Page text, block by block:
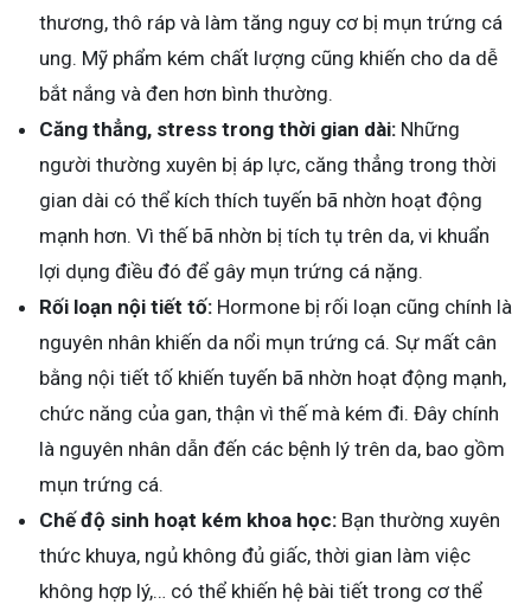
thương, thô ráp và làm tăng nguy cơ bị mụn trứng cá
ung. Mỹ phẩm kém chất lượng cũng khiến cho da dễ
bắt nắng và đen hơn bình thường.
Căng thẳng, stress trong thời gian dài: Những
người thường xuyên bị áp lực, căng thẳng trong thời
gian dài có thể kích thích tuyến bã nhờn hoạt động
mạnh hơn. Vì thế bã nhờn bị tích tụ trên da, vi khuẩn
lợi dụng điều đó để gây mụn trứng cá nặng.
Rối loạn nội tiết tố: Hormone bị rối loạn cũng chính là
nguyên nhân khiến da nổi mụn trứng cá. Sự mất cân
bằng nội tiết tố khiến tuyến bã nhờn hoạt động mạnh,
chức năng của gan, thận vì thế mà kém đi. Đây chính
là nguyên nhân dẫn đến các bệnh lý trên da, bao gồm
mụn trứng cá.
Chế độ sinh hoạt kém khoa học: Bạn thường xuyên
thức khuya, ngủ không đủ giấc, thời gian làm việc
không hợp lý,… có thể khiến hệ bài tiết trong cơ thể